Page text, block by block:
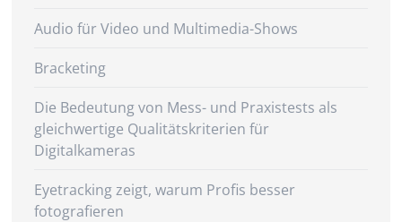
Audio für Video und Multimedia-Shows
Bracketing
Die Bedeutung von Mess- und Praxistests als
gleichwertige Qualitätskriterien für
Digitalkameras
Eyetracking zeigt, warum Profis besser
fotografieren